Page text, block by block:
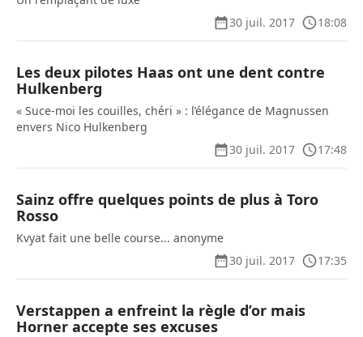
30 juil. 2017
18:08
Les deux pilotes Haas ont une dent contre
Hulkenberg
« Suce-moi les couilles, chéri » : l’élégance de Magnussen
envers Nico Hulkenberg
30 juil. 2017
17:48
Sainz offre quelques points de plus à Toro
Rosso
Kvyat fait une belle course... anonyme
30 juil. 2017
17:35
Verstappen a enfreint la règle d’or mais
Horner accepte ses excuses